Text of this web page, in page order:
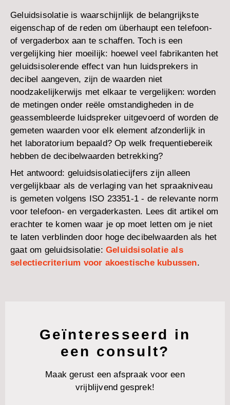
Geluidsisolatie is waarschijnlijk de belangrijkste
eigenschap of de reden om überhaupt een telefoon-
of vergaderbox aan te schaffen. Toch is een
vergelijking hier moeilijk: hoewel veel fabrikanten het
geluidsisolerende effect van hun luidsprekers in
decibel aangeven, zijn de waarden niet
noodzakelijkerwijs met elkaar te vergelijken: worden
de metingen onder reële omstandigheden in de
geassembleerde luidspreker uitgevoerd of worden de
gemeten waarden voor elk element afzonderlijk in
het laboratorium bepaald? Op welk frequentiebereik
hebben de decibelwaarden betrekking?
Het antwoord: geluidsisolatiecijfers zijn alleen
vergelijkbaar als de verlaging van het spraakniveau
is gemeten volgens ISO 23351-1 - de relevante norm
voor telefoon- en vergaderkasten. Lees dit artikel om
erachter te komen waar je op moet letten om je niet
te laten verblinden door hoge decibelwaarden als het
gaat om geluidsisolatie: Geluidsisolatie als
selectiecriterium voor akoestische kubussen.
Geïnteresseerd in
een consult?
Maak gerust een afspraak voor een
vrijblijvend gesprek!